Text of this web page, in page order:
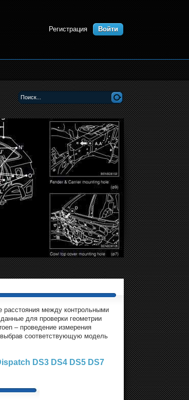
Регистрация Войти
расстояния между контрольными
для проверки геометрии
– проведение измерения
соответствующую модель
DS3 DS4 DS5 DS7